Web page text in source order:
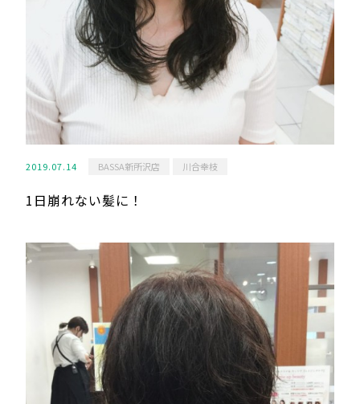
2019.07.14 BASSA新所沢店 川合幸枝
1日崩れない髪に！